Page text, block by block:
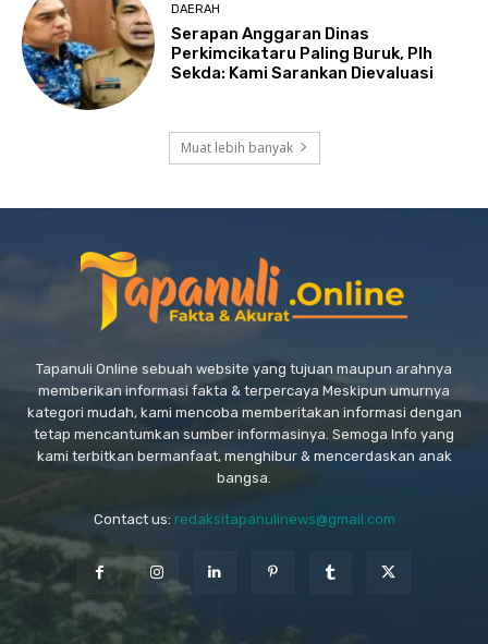
DAERAH
Serapan Anggaran Dinas
Perkimcikataru Paling Buruk, Plh
Sekda: Kami Sarankan Dievaluasi
Muat lebih banyak
Tapanuli Online sebuah website yang tujuan maupun arahnya
memberikan informasi fakta & terpercaya Meskipun umurnya
kategori mudah, kami mencoba memberitakan informasi dengan
tetap mencantumkan sumber informasinya. Semoga Info yang
kami terbitkan bermanfaat, menghibur & mencerdaskan anak
bangsa.
Contact us: redaksitapanulinews@gmail.com